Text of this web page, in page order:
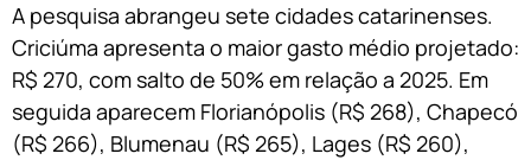
A pesquisa abrangeu sete cidades catarinenses.
Criciúma apresenta o maior gasto médio projetado:
R$ 270, com salto de 50% em relação a 2025. Em
seguida aparecem Florianópolis (R$ 268), Chapecó
(R$ 266), Blumenau (R$ 265), Lages (R$ 260),